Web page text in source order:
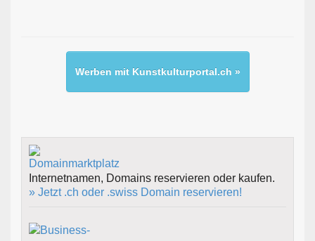
Werben mit Kunstkulturportal.ch »
Internetnamen, Domains reservieren oder kaufen.
» Jetzt .ch oder .swiss Domain reservieren!